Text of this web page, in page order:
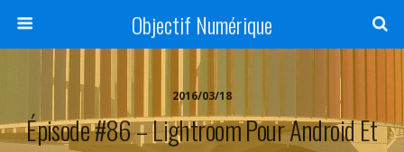
Objectif Numérique
2016/03/18
Épisode #86 – Lightroom Pour Android Et